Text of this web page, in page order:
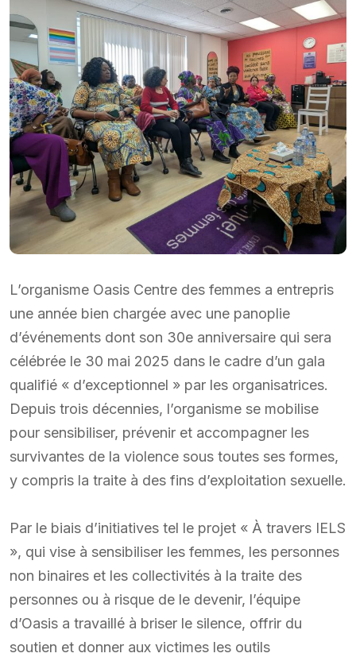
L’organisme Oasis Centre des femmes a entrepris
une année bien chargée avec une panoplie
d’événements dont son 30e anniversaire qui sera
célébrée le 30 mai 2025 dans le cadre d’un gala
qualifié « d’exceptionnel » par les organisatrices.
Depuis trois décennies, l’organisme se mobilise
pour sensibiliser, prévenir et accompagner les
survivantes de la violence sous toutes ses formes,
y compris la traite à des fins d’exploitation sexuelle.
Par le biais d’initiatives tel le projet « À travers IELS
», qui vise à sensibiliser les femmes, les personnes
non binaires et les collectivités à la traite des
personnes ou à risque de le devenir, l’équipe
d’Oasis a travaillé à briser le silence, offrir du
soutien et donner aux victimes les outils